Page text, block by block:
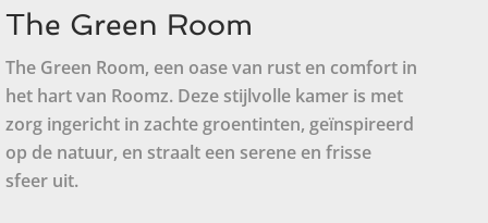
The Green Room
The Green Room, een oase van rust en comfort in
het hart van Roomz. Deze stijlvolle kamer is met
zorg ingericht in zachte groentinten, geïnspireerd
op de natuur, en straalt een serene en frisse
sfeer uit.